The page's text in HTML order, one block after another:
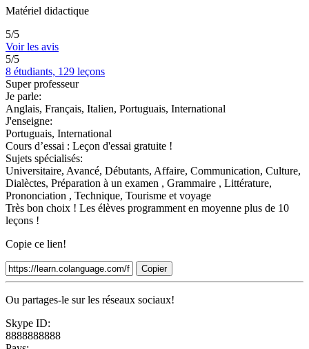
Matériel didactique
5/5
Voir les avis
5/5
8 étudiants, 129 leçons
Super professeur
Je parle:
Anglais, Français, Italien, Portuguais, International
J'enseigne:
Portuguais, International
Cours d’essai : Leçon d'essai gratuite !
Sujets spécialisés:
Universitaire, Avancé, Débutants, Affaire, Communication, Culture,
Dialèctes, Préparation à un examen , Grammaire , Littérature,
Prononciation , Technique, Tourisme et voyage
Très bon choix ! Les élèves programment en moyenne plus de 10
leçons !
Copie ce lien!
Copier
Ou partages-le sur les réseaux sociaux!
Skype ID:
8888888888